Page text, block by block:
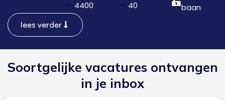
4400
40
baan
lees verder
Soortgelijke vacatures ontvangen
in je inbox